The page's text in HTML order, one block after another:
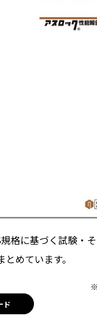
格に基づく試験・
めています。
ド